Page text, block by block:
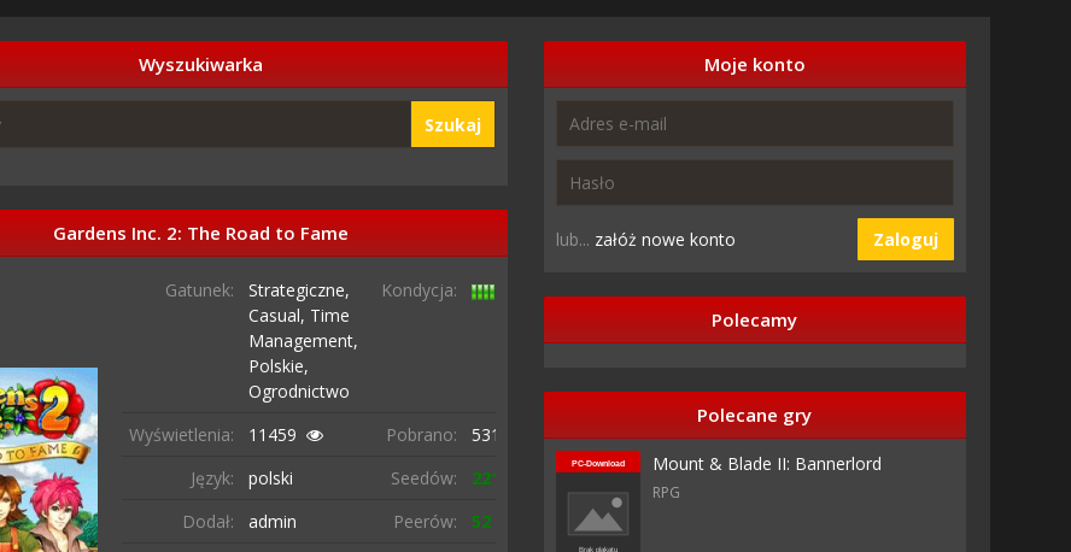
Wyszukiwarka
Szukaj
Gardens Inc. 2: The Road to Fame
Gatunek:
Strategiczne,
Casual, Time
Management,
Polskie,
Ogrodnictwo
Kondycja:
Wyświetlenia: 11459 Pobrano:
5317 razy
Język:
polski Seedów:
221
Dodał:
admin Peerów:
52
Moje konto
lub... załóż nowe konto Zaloguj
Polecamy
Polecane gry
Mount & Blade II: Bannerlord
RPG